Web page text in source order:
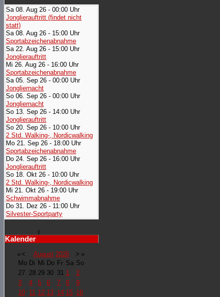
Sa 08. Aug 26 - 00:00 Uhr
Jonglierauftritt (findet nicht
statt)
Sa 08. Aug 26 - 15:00 Uhr
Sportabzeichenabnahme
Sa 22. Aug 26 - 15:00 Uhr
Jonglierauftritt
Mi 26. Aug 26 - 16:00 Uhr
Sportabzeichenabnahme
Sa 05. Sep 26 - 00:00 Uhr
Jongliernacht
So 06. Sep 26 - 00:00 Uhr
Jongliernacht
So 13. Sep 26 - 14:00 Uhr
Jonglierauftritt
So 20. Sep 26 - 10:00 Uhr
2 Std. Walking-, Nordicwalking
Mo 21. Sep 26 - 18:00 Uhr
Sportabzeichenabnahme
Do 24. Sep 26 - 16:00 Uhr
Jonglierauftritt
So 18. Okt 26 - 10:00 Uhr
2 Std. Walking-, Nordicwalking
Mi 21. Okt 26 - 19:00 Uhr
Schwimmabnahme
Do 31. Dez 26 - 11:00 Uhr
Silvester-Sportparty
Kalender
« < August 2026 > »
Mo Di Mi Do Fr Sa So
27 28 29 30 31 1
2
3
4 5 6 7 8
9
10 11 12 13 14 15 16